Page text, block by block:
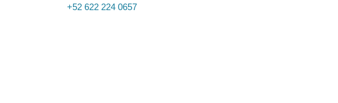
+52 622 224 0657